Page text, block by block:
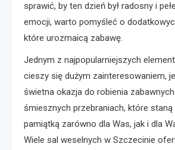
sprawić, by ten dzień był radosny i
emocji, warto pomyśleć o
które urozmaicą zabawę.
Jednym z najpopularniejszych
cieszy się dużym zainteresowaniem,
świetna okazja do robienia
śmiesznych przebraniach, które staną
pamiątką zarówno dla Was, jak i dla
Wiele sal weselnych w Szczecinie